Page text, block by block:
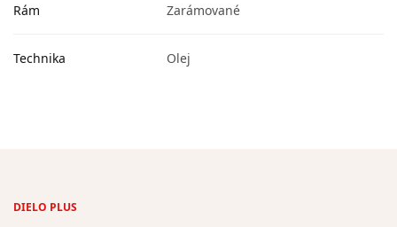
Rám Zarámované
Technika Olej
DIELO PLUS